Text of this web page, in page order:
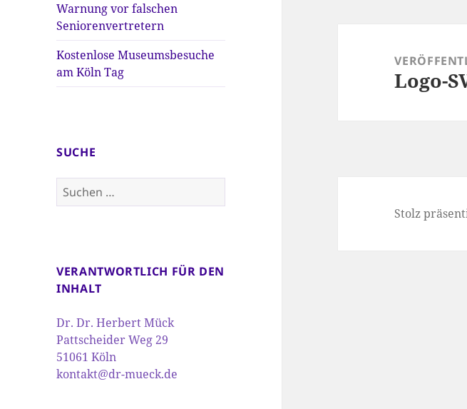
Warnung vor falschen
Seniorenvertretern
Kostenlose Museumsbesuche
am Köln Tag
SUCHE
Suchen
nach:
VERANTWORTLICH FÜR DEN
INHALT
Dr. Dr. Herbert Mück
Pattscheider Weg 29
51061 Köln
kontakt@dr-mueck.de
Logo-
Stolz